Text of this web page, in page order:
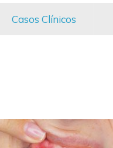
Casos Clínicos